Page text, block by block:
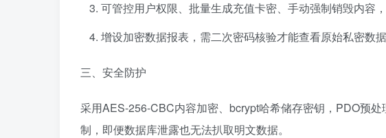
可管控用户权限、批量生成充值卡密、手动强制销毁内容
增设加密数据报表，需二次密码核验才能查看原始私密数据
三、安全防护
采用AES-256-CBC内容加密、bcrypt哈希储存密钥，PDO预
制，即便数据库泄露也无法扒取明文数据。